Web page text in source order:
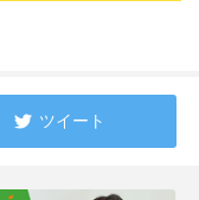
ツイート